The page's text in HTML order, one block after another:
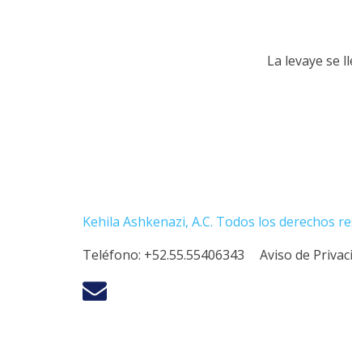
La levaye se
Kehila Ashkenazi, A.C. Todos los derechos
Teléfono: +52.55.55406343 Aviso de